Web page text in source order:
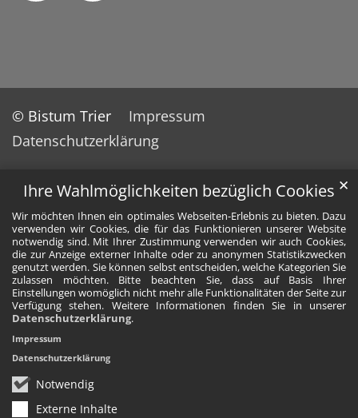
Ihre Wahlmöglichkeiten bezüglich Cookies
Wir möchten Ihnen ein optimales Webseiten-Erlebnis zu bieten. Dazu
verwenden wir Cookies, die für das Funktionieren unserer Website
notwendig sind. Mit Ihrer Zustimmung verwenden wir auch Cookies,
die zur Anzeige externer Inhalte oder zu anonymen Statistikzwecken
genutzt werden. Sie können selbst entscheiden, welche Kategorien Sie
zulassen möchten. Bitte beachten Sie, dass auf Basis Ihrer
Einstellungen womöglich nicht mehr alle Funktionalitäten der Seite zur
Verfügung stehen. Weitere Informationen finden Sie in unserer
Datenschutzerklärung.
Notwendig
Externe Inhalte
✕
Impressum
Datenschutzerklärung
© Bistum Trier
Impressum
Datenschutzerklärung